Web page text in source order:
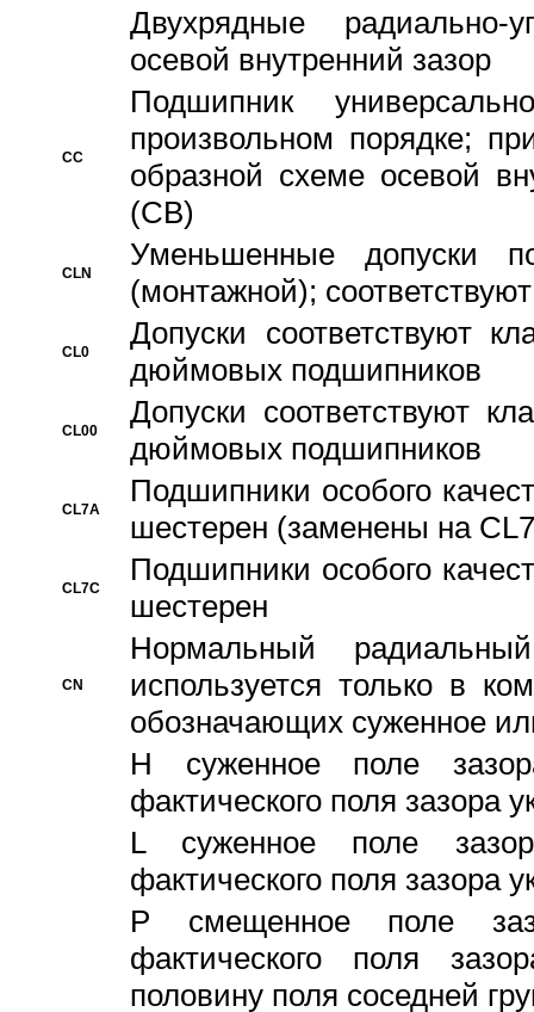
Двухрядные радиально-
осевой внутренний зазор
CC
Подшипник
произвольном порядке;
образной схеме осевой
(CB)
CLN
Уменьшенные
(монтажной);
CL0
Допуски соответствуют
дюймовых подшипников
CL00
Допуски соответствуют
дюймовых подшипников
CL7A
Подшипники особого
шестерен (заменены на
CL7C
Подшипники особого
шестерен
CN
Hормальный
используется только в
обозначающих суженное
H суженное поле
фактического поля зазора
L суженное поле
фактического поля зазора
P смещенное поле
фактического поля
половину поля соседней